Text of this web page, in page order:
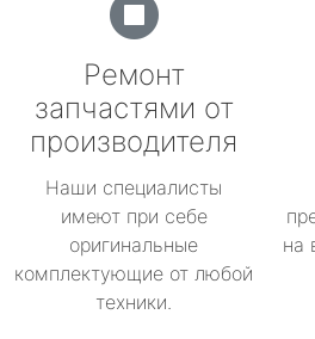
Ремонт
запчастями от
производителя
Наши специалисты
имеют при себе
оригинальные
комплектующие от любой
техники.
на